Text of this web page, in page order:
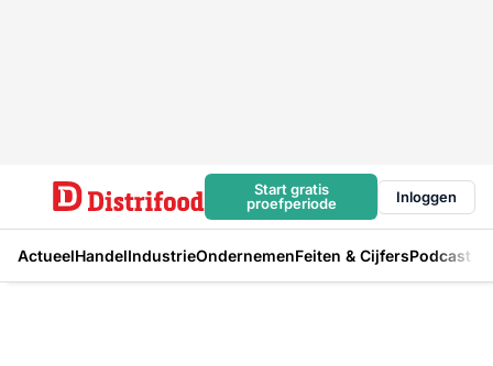
Start gratis
proefperiode
Inloggen
ActueelHandelIndustrieOndernemenFeiten & CijfersPodcast